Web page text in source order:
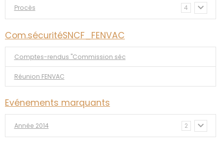
Procès 4
Com.sécuritéSNCF_FENVAC
Comptes-rendus "Commission séc
Réunion FENVAC
Evénements marquants
Année 2014 2